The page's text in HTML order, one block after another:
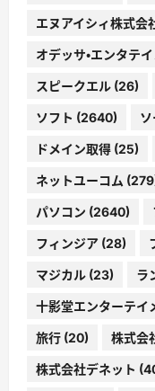
エヌアイシィ株式会
オデッサ・エンタテ
スピークエル (26)
ソフト (2640)
ドメイン取得 (25)
ネットユーコム
パソコン (2640)
フィンジア (28)
マジカル (23) ラ
十影堂エンターテイ
旅行 (20) 株式会
株式会社デネット